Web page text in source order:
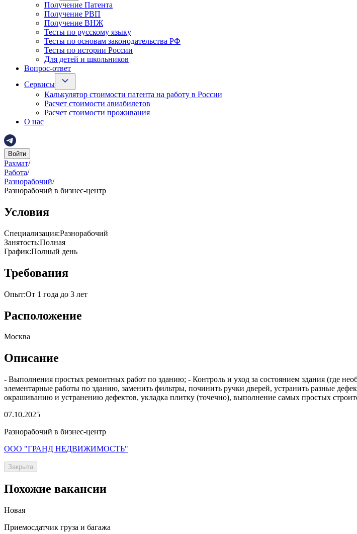
Получение Патента
Получение РВП
Получение ВНЖ
Тесты по русскому языку
Тесты по основам законодательства РФ
Тесты по истории России
Для детей и школьников
Вопрос-ответ
Сервисы
Калькулятор стоимости патента на работу в России
Расчет стоимости авиабилетов
Расчет стоимости проживания
О нас
Войти
Рахмат/
Работа/
Разнорабочий/
Разнорабочий в бизнес-центр
Условия
Специализация:Разнорабочий
Занятость:Полная
График:Полный день
Требования
Опыт:От 1 года до 3 лет
Расположение
Москва
Описание
- Выполнения простых ремонтных работ по зданию; - Контроль и уход за состоянием здания (где
элементарные работы по зданию, заменить фильтры, починить ручки дверей, устранить разные
окрашиванию и устранению дефектов, укладка плитку (точечно), выполнение самых простых
07.10.2025
Разнорабочий в бизнес-центр
ООО "ГРАНД НЕДВИЖИМОСТЬ"
Закрыта
Похожие вакансии
Новая
Приемосдатчик груза и багажа